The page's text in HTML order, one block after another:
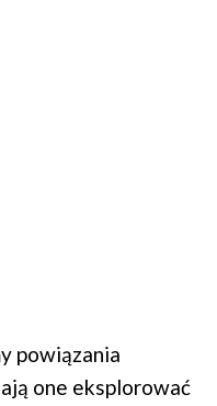
powiązania
one eksplorować